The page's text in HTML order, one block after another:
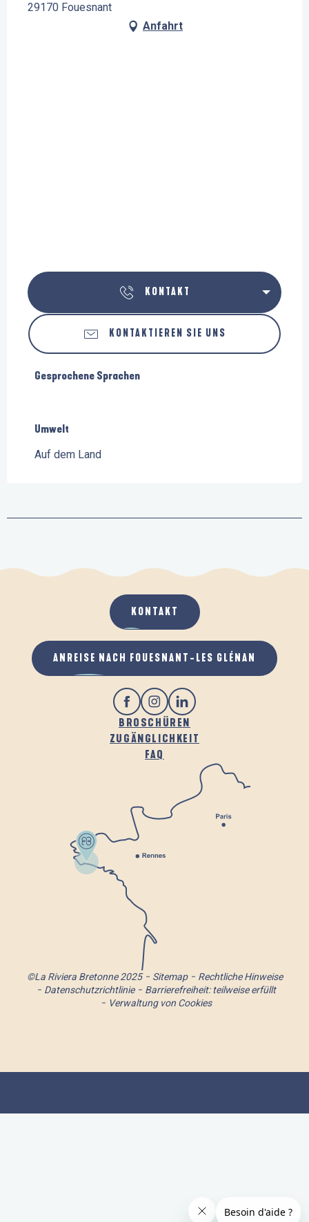
29170 Fouesnant
Anfahrt
KONTAKT
KONTAKTIEREN SIE UNS
Gesprochene Sprachen
Gesprochene Sprachen
Umwelt
Umwelt
Auf dem Land
BROSCHÜREN
ZUGÄNGLICHKEIT
FAQ
KONTAKT
ANREISE NACH FOUESNANT-LES GLÉNAN
©La Riviera Bretonne 2025 Sitemap
Rechtliche Hinweise
Datenschutzrichtlinie
Barrierefreiheit: teilweise erfüllt
Verwaltung von Cookies